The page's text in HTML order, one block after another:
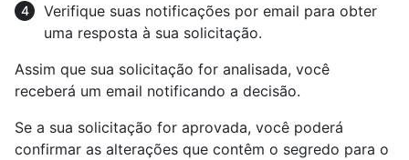
Verifique suas notificações por email para obter
uma resposta à sua solicitação.
Assim que sua solicitação for analisada, você
receberá um email notificando a decisão.
Se a sua solicitação for aprovada, você poderá
confirmar as alterações que contêm o segredo para o